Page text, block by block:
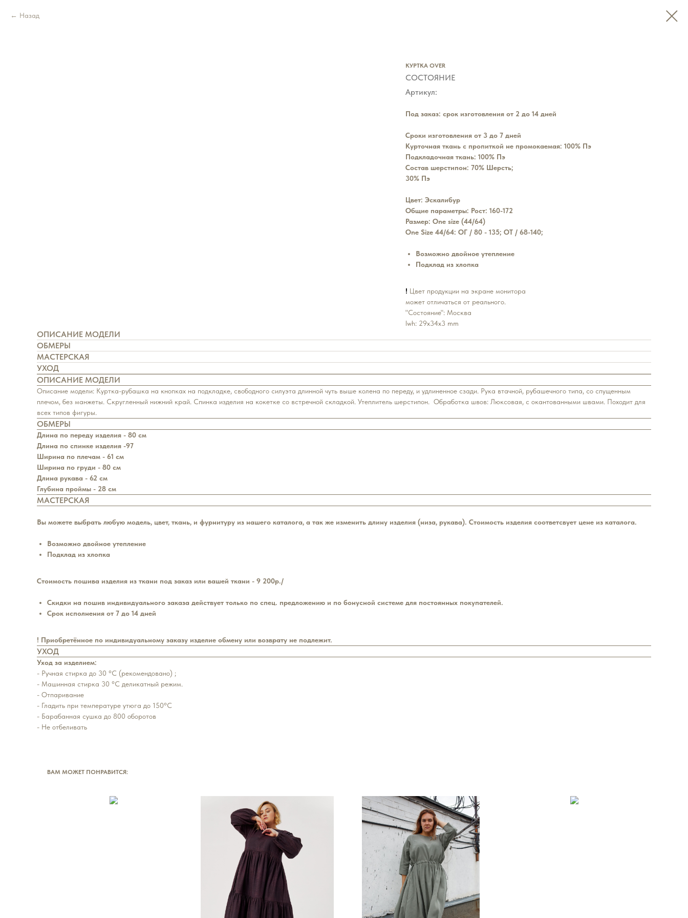
Назад
КУРТКА OVER
СОСТОЯНИЕ
Артикул:
Под заказ: срок изготовления от 2 до 14 дней
Сроки изготовления от 3 до 7 дней
Курточная ткань с пропиткой не промокаемая: 100% Пэ
Подкладочная ткань: 100% Пэ
Состав шерстипон: 70% Шерсть;
30% Пэ
Цвет: Эскалибур
Общие параметры: Рост: 160-172
Размер: One size (44/64)
One Size 44/64: ОГ / 80 - 135; ОТ / 68-140;
Возможно двойное утепление
Подклад из хлопка
! Цвет продукции на экране монитора
может отличаться от реального.
"Состояние": Москва
lwh: 29x34x3 mm
ОПИСАНИЕ МОДЕЛИ
ОБМЕРЫ
МАСТЕРСКАЯ
УХОД
ОПИСАНИЕ МОДЕЛИ
Описание модели: Куртка-рубашка на кнопках на подкладке, свободного силуэта длинной чуть выше колена по переду, и удлиненное сзади. Рука втачной, рубашечного типа, со спущенным
плечом, без манжеты. Скругленный нижний край. Спинка изделия на кокетке со встречной складкой. Утеплитель шерстипон. Обработка швов: Люксовая, с окантованными швами. Походит для
всех типов фигуры.
ОБМЕРЫ
Длина по переду изделия - 80 см
Длина по спинке изделия -97
Ширина по плечам - 61 см
Ширина по груди - 80 см
Длина рукава - 62 см
Глубина проймы - 28 см
МАСТЕРСКАЯ
Вы можете выбрать любую модель, цвет, ткань, и фурнитуру из нашего каталога, а так же изменить длину изделия (низа, рукава). Стоимость изделия соответсвует цене из каталога.
Возможно двойное утепление
Подклад из хлопка
Стоимость пошива изделия из ткани под заказ или вашей ткани - 9 200р./
Скидки на пошив индивидуального заказа действует только по спец. предложению и по бонусной системе для постоянных покупателей.
Срок исполнения от 7 до 14 дней
! Приобретённое по индивидуальному заказу изделие обмену или возврату не подлежит.
УХОД
Уход за изделием:
- Ручная стирка до 30 °С (рекомендовано) ;
- Машинная стирка 30 °С деликатный режим.
- Отпаривание
- Гладить при температуре утюга до 150°C
- Барабанная сушка до 800 оборотов
- Не отбеливать
ВАМ МОЖЕТ ПОНРАВИТСЯ: